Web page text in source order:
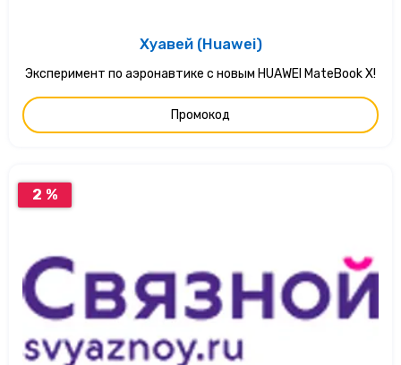
Хуавей (Huawei)
Эксперимент по аэронавтике с новым HUAWEI MateBook X!
Промокод
2 %